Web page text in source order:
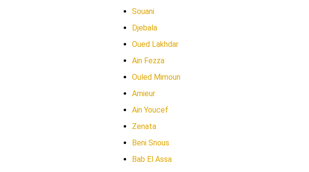
Souani
Djebala
Oued Lakhdar
Ain Fezza
Ouled Mimoun
Amieur
Ain Youcef
Zenata
Beni Snous
Bab El Assa